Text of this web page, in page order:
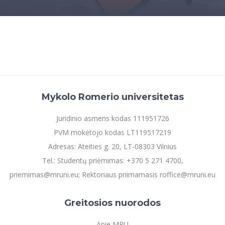
Mykolo Romerio universitetas
Juridinio asmens kodas 111951726
PVM mokėtojo kodas LT119517219
Adresas: Ateities g. 20, LT-08303 Vilnius
Tel.: Studentų priėmimas: +370 5 271 4700,
priemimas@mruni.eu; Rektoriaus priimamasis roffice@mruni.eu
Greitosios nuorodos